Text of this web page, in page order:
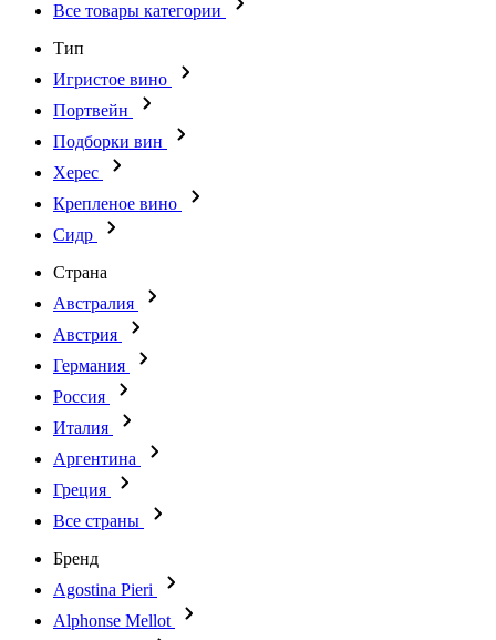
Все товары категории
Тип
Игристое вино
Портвейн
Подборки вин
Херес
Крепленое вино
Сидр
Страна
Австралия
Австрия
Германия
Россия
Италия
Аргентина
Греция
Все страны
Бренд
Agostina Pieri
Alphonse Mellot